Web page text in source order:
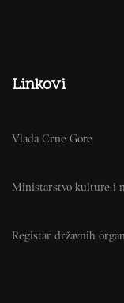
Linkovi
Vlada Crne Gore
Ministarstvo kulture i
Registar državnih